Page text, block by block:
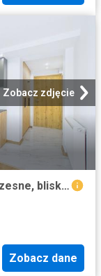
Zobacz zdjęcie
Przytulne 33 m² z ogródkiem, nowoczesne, blisko Kielc
Zobacz dane